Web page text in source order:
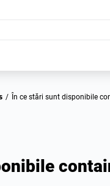
/ În ce stări sunt disponibile